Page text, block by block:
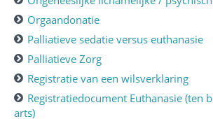
Orgaandonatie
Palliatieve sedatie versus euthanasie
Palliatieve Zorg
Registratie van een wilsverklaring
Registratiedocument Euthanasie (ten
arts)